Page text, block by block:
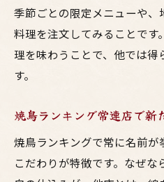
季節ごとの限定メニューや
料理を注文してみることです
理を味わうことで、他では
す。
焼鳥ランキング常連店で新
焼鳥ランキングで常に名前
こだわりが特徴です。なぜ